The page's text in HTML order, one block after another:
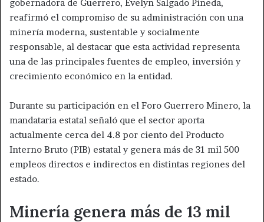
gobernadora de Guerrero, Evelyn Salgado Pineda,
reafirmó el compromiso de su administración con una
minería moderna, sustentable y socialmente
responsable, al destacar que esta actividad representa
una de las principales fuentes de empleo, inversión y
crecimiento económico en la entidad.
Durante su participación en el Foro Guerrero Minero, la
mandataria estatal señaló que el sector aporta
actualmente cerca del 4.8 por ciento del Producto
Interno Bruto (PIB) estatal y genera más de 31 mil 500
empleos directos e indirectos en distintas regiones del
estado.
Minería genera más de 13 mil